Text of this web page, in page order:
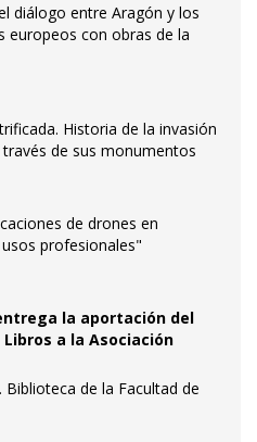
diálogo entre Aragón y los
europeos con obras de la
Historia de la invasión
de sus monumentos
de drones en
profesionales"
la aportación del
a la Asociación
de la Facultad de